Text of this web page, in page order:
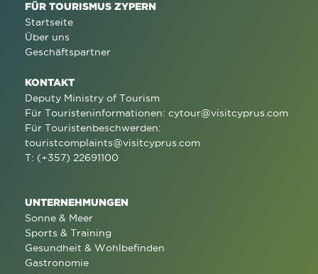
FÜR TOURISMUS ZYPERN
Startseite
Über uns
Geschäftspartner
KONTAKT
Deputy Ministry of Tourism
Für Touristeninformationen: cytour@visitcyprus.com
Für Touristenbeschwerden:
touristcomplaints@visitcyprus.com
T: (+357) 22691100
UNTERNEHMUNGEN
Sonne & Meer
Sports & Training
Gesundheit & Wohlbefinden
Gastronomie